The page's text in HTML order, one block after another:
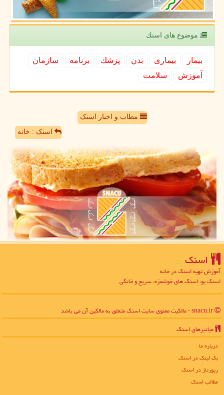
موضوع های اسنك
بیمار بیماری بدن پزشك برنامه
سازمان
آموزش
سلامت
مطاب و اخبار اسنک
اسنک : خانه
اسنك
آموزش تهیه اسنک در خانه
اسنک یو، اسنک های خوشمزه، سریع و خانگی
میانبرهای اسنك
درباره ما
بک لینک در اسنك
رپورتاژ در اسنك
مطالب اسنك